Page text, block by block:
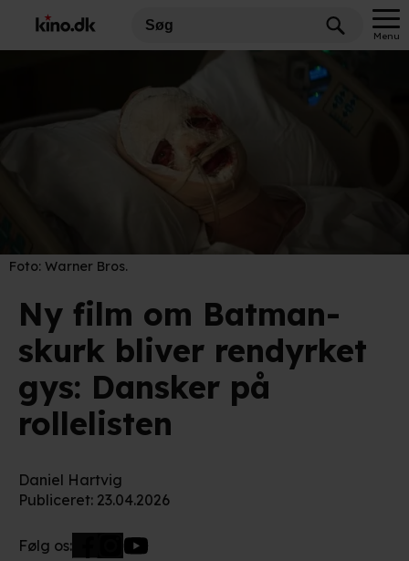
Menu
Foto: Warner Bros.
Ny film om Batman-
skurk bliver rendyrket
gys: Dansker på
rollelisten
Daniel Hartvig
Publiceret: 23.04.2026
Følg os: